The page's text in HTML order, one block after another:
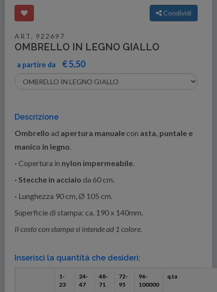
Condividi
ART. 922697
OMBRELLO IN LEGNO GIALLO
a partire da € 5,50
Descrizione
Ombrello ad apertura manualecon asta, puntale e
manico in legno.
· Copertura in nylon impermeabile.
· Stecche in acciaio da 60 cm.
· Lunghezza 90 cm, Ø 105 cm.
Superficie di stampa: ca. 190 x 140mm.
Il costo con stampa si intende ad 1 colore.
Inserisci la quantità che desideri:
1-
23
24-
47
48-
71
72-
95
96-
100000
q.ta